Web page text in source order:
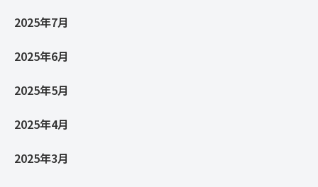
2025年7月
2025年6月
2025年5月
2025年4月
2025年3月